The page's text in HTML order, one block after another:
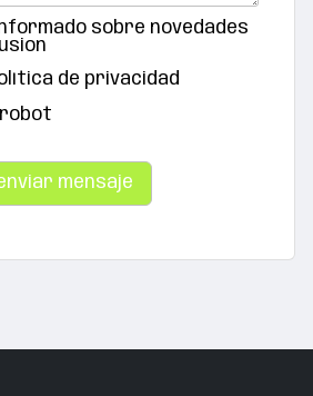
sobre novedades
de privacidad
robot
mensaje